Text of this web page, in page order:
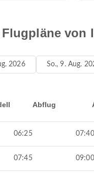
von
2026 So., 9. Aug.
Abflug
06:25 07:40
07:45 09:00